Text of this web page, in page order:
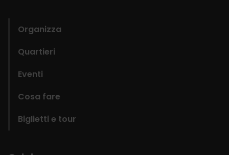
Organizza
Quartieri
Eventi
Cosa fare
Biglietti e tour